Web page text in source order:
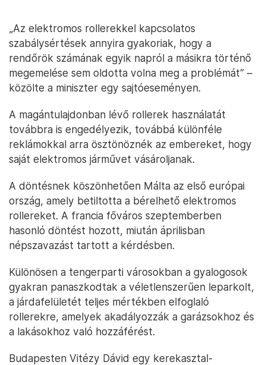
„Az elektromos rollerekkel kapcsolatos
szabálysértések annyira gyakoriak, hogy a
rendőrök számának egyik napról a másikra történő
megemelése sem oldotta volna meg a problémát” –
közölte a miniszter egy sajtóeseményen.
A magántulajdonban lévő rollerek használatát
továbbra is engedélyezik, továbbá különféle
reklámokkal arra ösztönöznék az embereket, hogy
saját elektromos járművet vásároljanak.
A döntésnek köszönhetően Málta az első európai
ország, amely betiltotta a bérelhető elektromos
rollereket. A francia főváros szeptemberben
hasonló döntést hozott, miután áprilisban
népszavazást tartott a kérdésben.
Különösen a tengerparti városokban a gyalogosok
gyakran panaszkodtak a véletlenszerűen leparkolt,
a járdafelületét teljes mértékben elfoglaló
rollerekre, amelyek akadályozzák a garázsokhoz és
a lakásokhoz való hozzáférést.
Budapesten Vitézy Dávid egy kerekasztal-